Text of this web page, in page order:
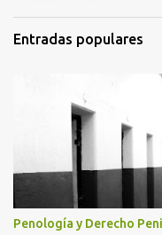
Entradas populares
Penología y Derecho